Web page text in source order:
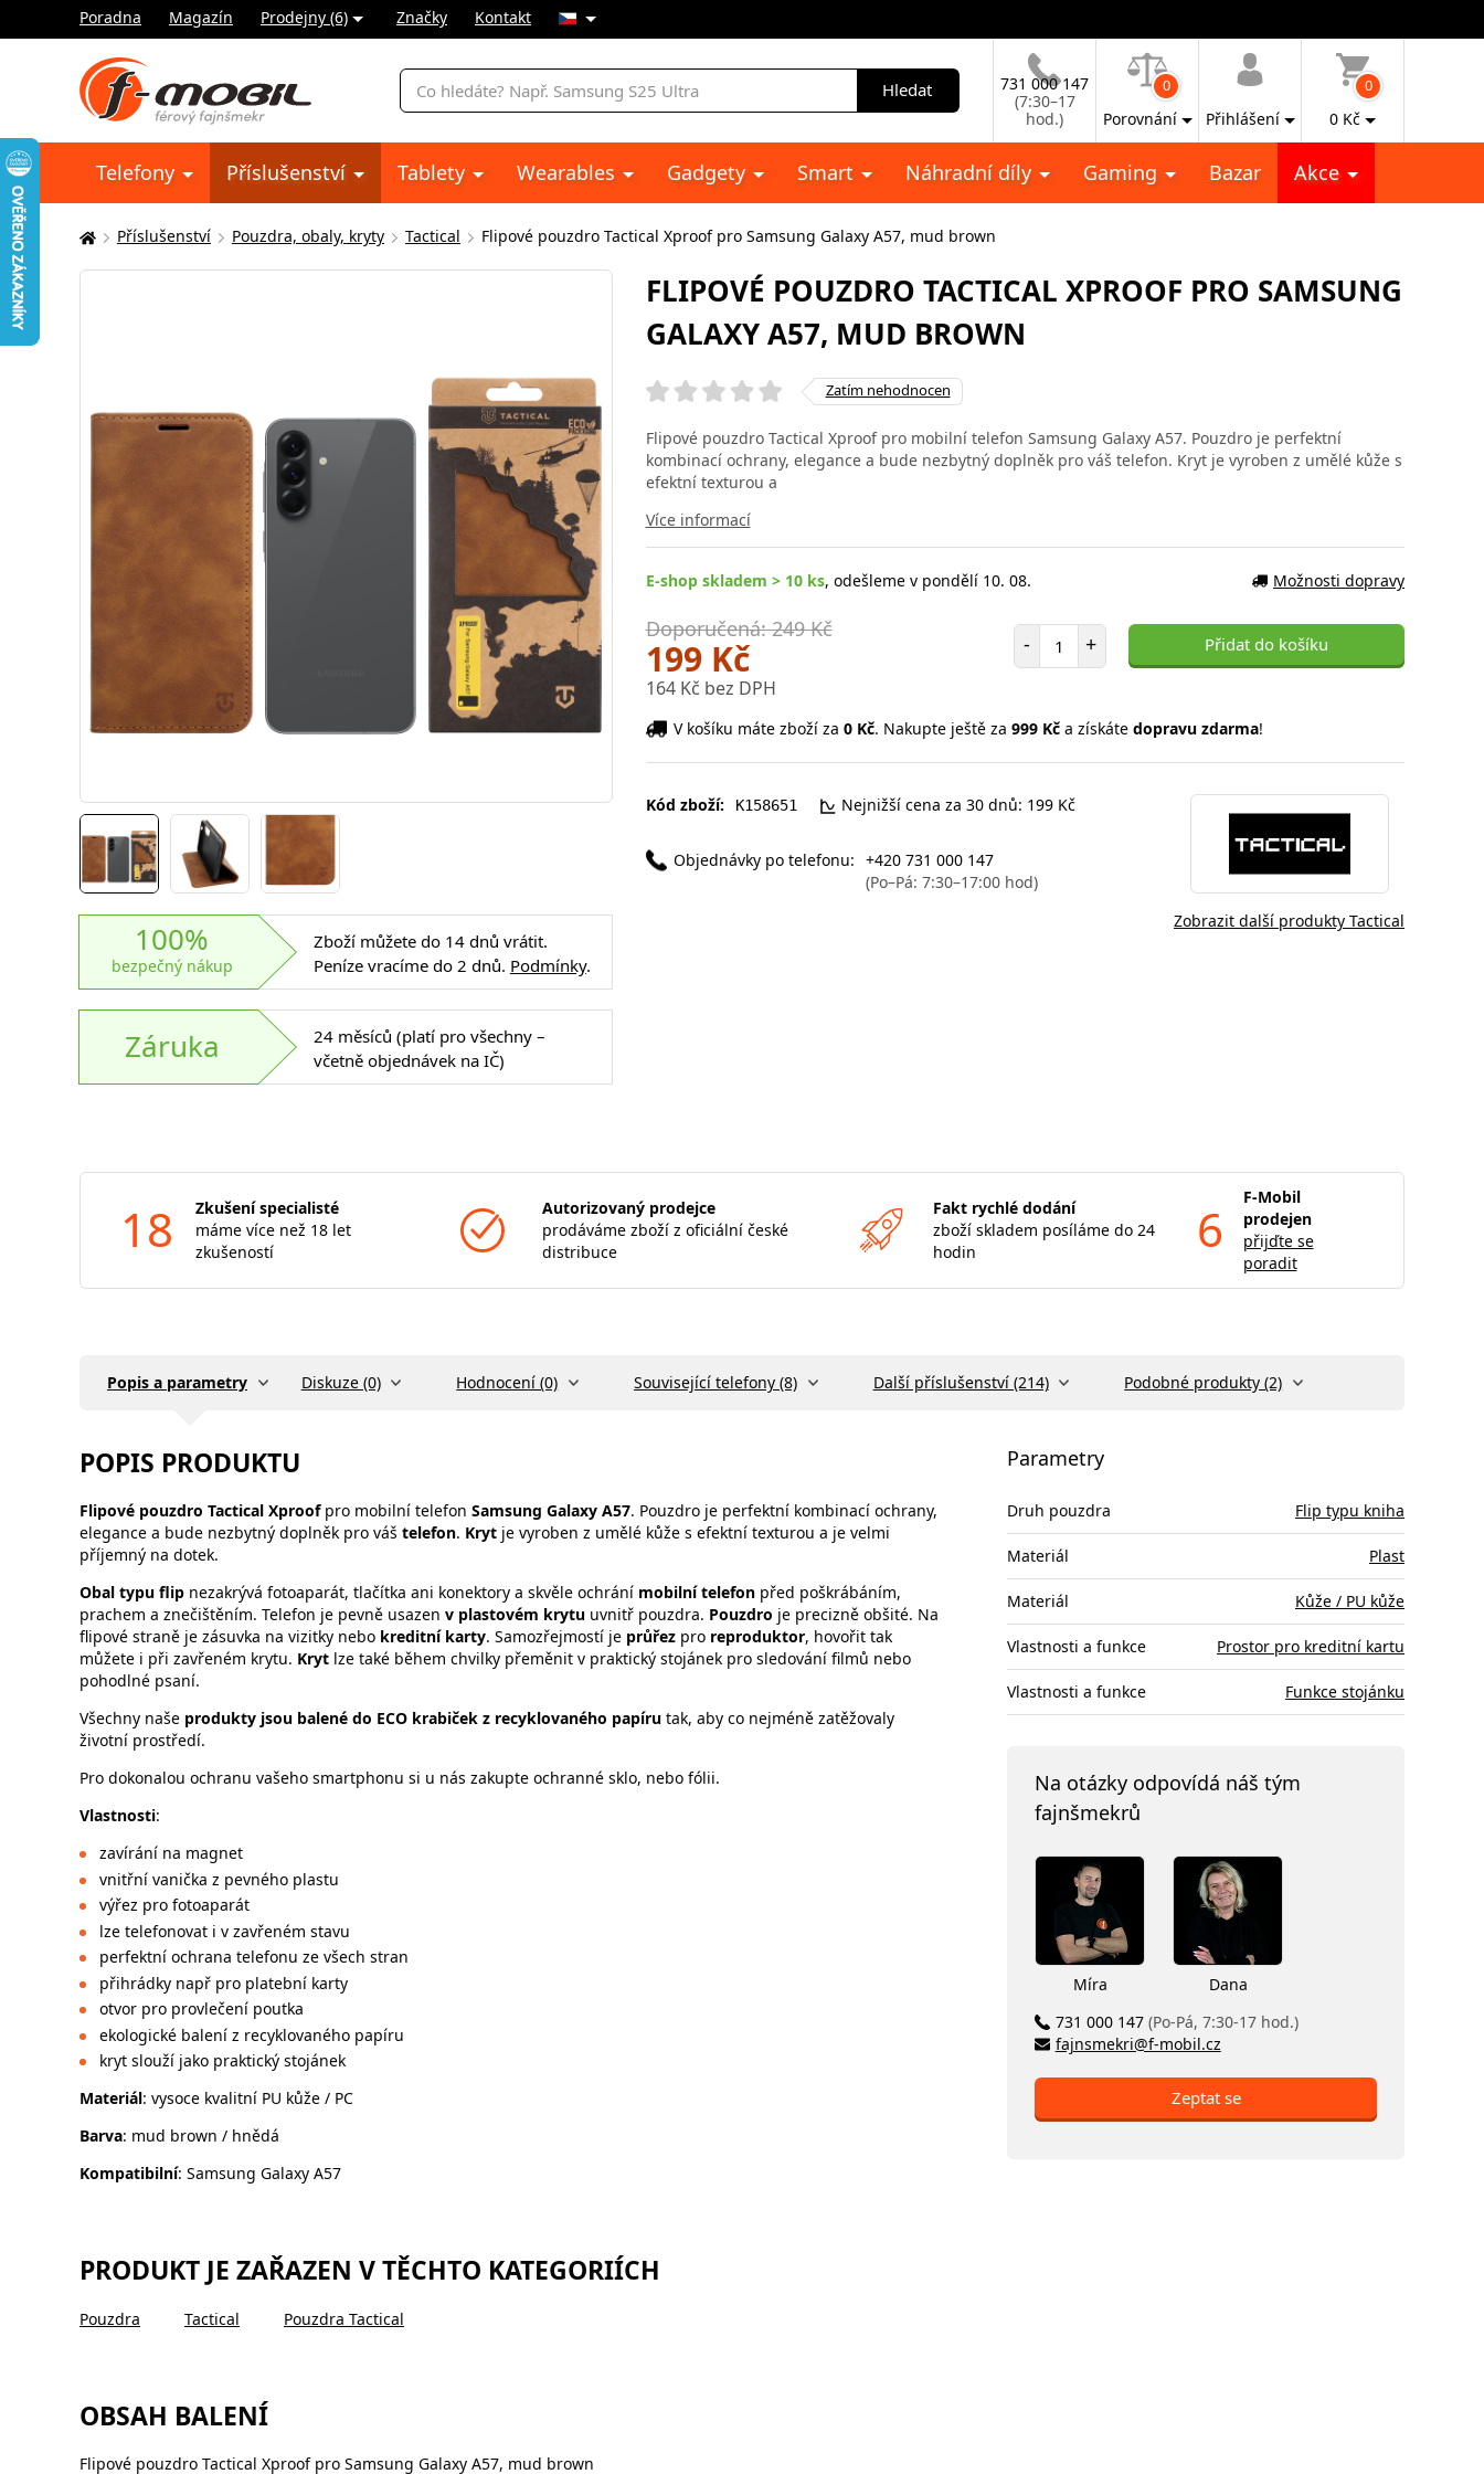
Poradna Magazín Prodejny (6) Značky Kontakt
Vyhledávání
Hledat
731 000 147
(7:30–17
hod.)
0
Porovnání Přihlášení
0
0 Kč
Telefony Příslušenství Tablety Wearables Gadgety Smart Náhradní díly Gaming Bazar Akce
Zde
se
Příslušenství Pouzdra, obaly, kryty Tactical Flipové pouzdro Tactical Xproof pro Samsung Galaxy A57, mud brown
100%
bezpečný nákup
Zboží můžete do 14 dnů vrátit.
Peníze vracíme do 2 dnů. Podmínky.
Záruka
24 měsíců (platí pro všechny –
včetně objednávek na IČ)
FLIPOVÉ POUZDRO TACTICAL XPROOF PRO SAMSUNG
GALAXY A57, MUD BROWN
Zatím nehodnocen
Flipové pouzdro Tactical Xproof pro mobilní telefon Samsung Galaxy A57. Pouzdro je perfektní
kombinací ochrany, elegance a bude nezbytný doplněk pro váš telefon. Kryt je vyroben z umělé kůže s
efektní texturou a
Více informací
E-shop skladem > 10 ks, odešleme v pondělí 10. 08. Možnosti dopravy
Doporučená: 249 Kč
199 Kč
164 Kč bez DPH
- Počet položek
+ Přidat do košíku
V košíku máte zboží za 0 Kč. Nakupte ještě za 999 Kča získáte dopravu zdarma!
Kód zboží: K158651 Nejnižší cena za 30 dnů: 199 Kč
Objednávky po telefonu: +420 731 000 147
(Po–Pá: 7:30–17:00 hod)
Zobrazit další produkty Tactical
18
Zkušení specialisté
máme více než 18 let
zkušeností
Autorizovaný prodejce
prodáváme zboží z oficiální české
distribuce
Fakt rychlé dodání
zboží skladem posíláme do 24
hodin
6
F-Mobil
prodejen
přijďte se
poradit
Popis a parametry Diskuze (0) Hodnocení (0) Související telefony (8) Další příslušenství (214) Podobné produkty (2)
POPIS PRODUKTU
Flipové pouzdro Tactical Xproofpro mobilní telefon Samsung Galaxy A57. Pouzdro je perfektní kombinací ochrany,
elegance a bude nezbytný doplněk pro váš telefon. Kryt je vyroben z umělé kůže s efektní texturou a je velmi
příjemný na dotek.
Obal typu flip nezakrývá fotoaparát, tlačítka ani konektory a skvěle ochrání mobilní telefon před poškrábáním,
prachem a znečištěním. Telefon je pevně usazen v plastovém krytu uvnitř pouzdra. Pouzdro je precizně obšité. Na
flipové straně je zásuvka na vizitky nebo kreditní karty. Samozřejmostí je průřez pro reproduktor, hovořit tak
můžete i při zavřeném krytu. Kryt lze také během chvilky přeměnit v praktický stojánek pro sledování filmů nebo
pohodlné psaní.
Všechny naše produkty jsou balené do ECO krabiček z recyklovaného papíru tak, aby co nejméně zatěžovaly
životní prostředí.
Pro dokonalou ochranu vašeho smartphonu si u nás zakupte ochranné sklo, nebo fólii.
Vlastnosti:
zavírání na magnet
vnitřní vanička z pevného plastu
výřez pro fotoaparát
lze telefonovat i v zavřeném stavu
perfektní ochrana telefonu ze všech stran
přihrádky např pro platební karty
otvor pro provlečení poutka
ekologické balení z recyklovaného papíru
kryt slouží jako praktický stojánek
Materiál: vysoce kvalitní PU kůže / PC
Barva: mud brown / hnědá
Kompatibilní: Samsung Galaxy A57
PRODUKT JE ZAŘAZEN V TĚCHTO KATEGORIÍCH
Pouzdra Tactical Pouzdra Tactical
OBSAH BALENÍ
Flipové pouzdro Tactical Xproof pro Samsung Galaxy A57, mud brown
Parametry
Druh pouzdra Flip typu kniha
Materiál Plast
Materiál Kůže / PU kůže
Vlastnosti a funkce Prostor pro kreditní kartu
Vlastnosti a funkce Funkce stojánku
Na otázky odpovídá náš tým
fajnšmekrů
Míra
Dana
731 000 147 (Po-Pá, 7:30-17 hod.)
fajnsmekri@f-mobil.cz
Zeptat se